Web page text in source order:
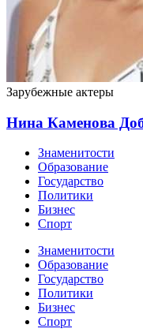
Зарубежные актеры
Нина Каменова
Знаменитости
Образование
Государство
Политики
Бизнес
Спорт
Знаменитости
Образование
Государство
Политики
Бизнес
Спорт